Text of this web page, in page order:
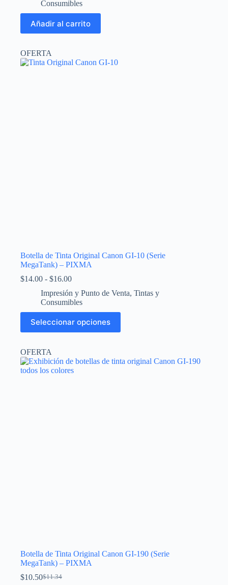
original
era:
$12.96.
actual
es:
$12.00.
Consumibles
Añadir al carrito
OFERTA
Botella de Tinta Original Canon GI-10 (Serie
MegaTank) – PIXMA
$14.00 - $16.00Rango
precios:
desde
$14.00
hasta
$16.00
Impresión y Punto de Venta, Tintas y
Consumibles
Seleccionar opciones
Este
producto
tiene
variantes.
Las
opciones
OFERTA
Botella de Tinta Original Canon GI-190 (Serie
MegaTank) – PIXMA
$11.34
El
$10.50El